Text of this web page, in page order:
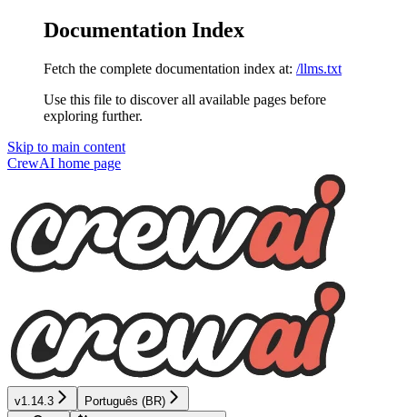
Documentation Index
Fetch the complete documentation index at: /llms.txt
Use this file to discover all available pages before
exploring further.
Skip to main content
CrewAI home page
v1.14.3 Português (BR)